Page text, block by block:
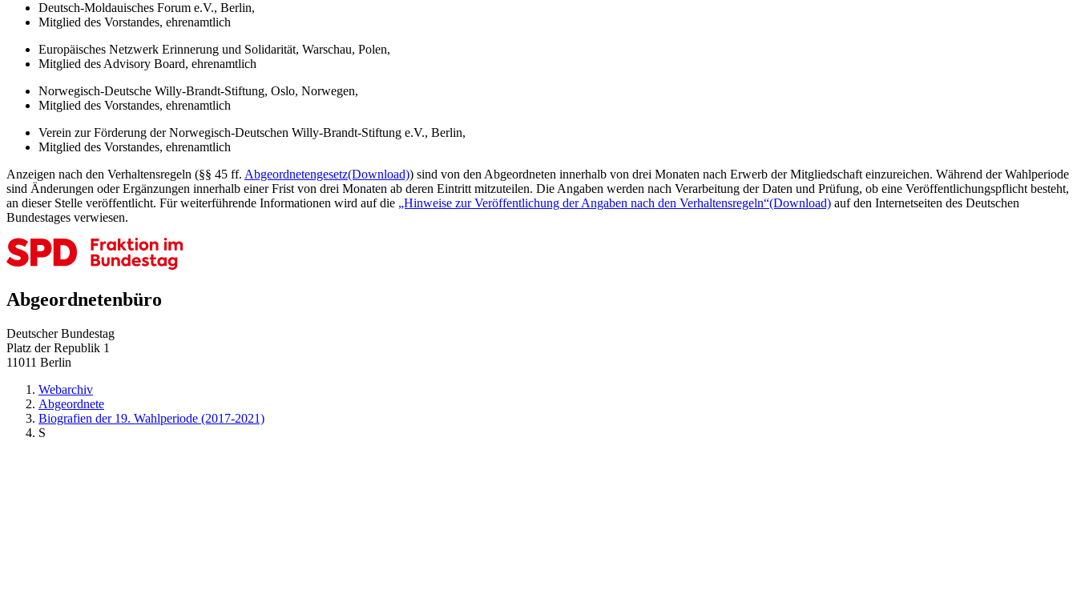
Deutsch-Moldauisches Forum e.V., Berlin,
Mitglied des Vorstandes, ehrenamtlich
Europäisches Netzwerk Erinnerung und Solidarität, Warschau, Polen,
Mitglied des Advisory Board, ehrenamtlich
Norwegisch-Deutsche Willy-Brandt-Stiftung, Oslo, Norwegen,
Mitglied des Vorstandes, ehrenamtlich
Verein zur Förderung der Norwegisch-Deutschen Willy-Brandt-Stiftung e.V., Berlin,
Mitglied des Vorstandes, ehrenamtlich
Anzeigen nach den Verhaltensregeln (§§ 45 ff. Abgeordnetengesetz(Download)) sind von den Abgeordneten innerhalb von drei Monaten nach Erwerb der Mitgliedschaft einzureichen. Während der Wahlperiode
sind Änderungen oder Ergänzungen innerhalb einer Frist von drei Monaten ab deren Eintritt mitzuteilen. Die Angaben werden nach Verarbeitung der Daten und Prüfung, ob eine Veröffentlichungspflicht besteht,
an dieser Stelle veröffentlicht. Für weiterführende Informationen wird auf die „Hinweise zur Veröffentlichung der Angaben nach den Verhaltensregeln“(Download) auf den Internetseiten des Deutschen
Bundestages verwiesen.
Abgeordnetenbüro
Deutscher Bundestag
Platz der Republik 1
11011 Berlin
Webarchiv
Abgeordnete
Biografien der 19. Wahlperiode (2017-2021)
S